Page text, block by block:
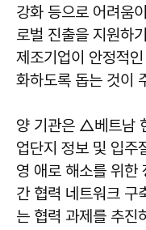
강화 등으로 어려움
로벌 진출을 지원하
제조기업이 안정적
화하도록 돕는 것이
양 기관은 △베트남
업단지 정보 및 입
영 애로 해소를 위
간 협력 네트워크 구
는 협력 과제를 추진